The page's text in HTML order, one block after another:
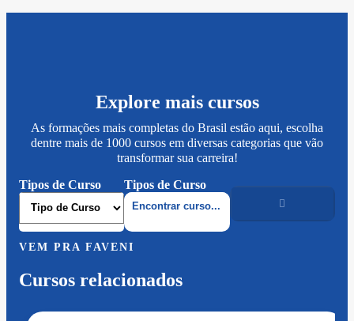
Explore mais cursos
As formações mais completas do Brasil estão aqui, escolha
dentre mais de 1000 cursos em diversas categorias que vão
transformar sua carreira!
Tipos de Curso
Tipos de Curso
VEM PRA FAVENI
Cursos relacionados